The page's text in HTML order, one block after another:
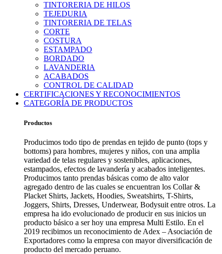
TINTORERIA DE HILOS
TEJEDURIA
TINTORERIA DE TELAS
CORTE
COSTURA
ESTAMPADO
BORDADO
LAVANDERIA
ACABADOS
CONTROL DE CALIDAD
CERTIFICACIONES Y RECONOCIMIENTOS
CATEGORÍA DE PRODUCTOS
Productos
Producimos todo tipo de prendas en tejido de punto (tops y
bottoms) para hombres, mujeres y niños, con una amplia
variedad de telas regulares y sostenibles, aplicaciones,
estampados, efectos de lavandería y acabados inteligentes.
Producimos tanto prendas básicas como de alto valor
agregado dentro de las cuales se encuentran los Collar &
Placket Shirts, Jackets, Hoodies, Sweatshirts, T-Shirts,
Joggers, Shirts, Dresses, Underwear, Bodysuit entre otros. La
empresa ha ido evolucionado de producir en sus inicios un
producto básico a ser hoy una empresa Multi Estilo. En el
2019 recibimos un reconocimiento de Adex – Asociación de
Exportadores como la empresa con mayor diversificación de
producto del mercado peruano.